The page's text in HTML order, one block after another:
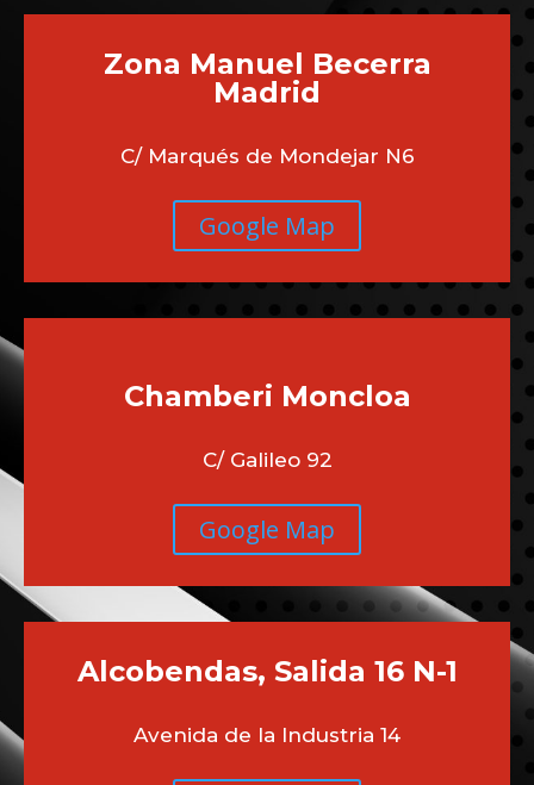
Zona Manuel Becerra
Madrid
C/ Marqués de Mondejar N6
Google Map
Chamberi Moncloa
C/ Galileo 92
Google Map
Alcobendas, Salida 16 N-1
Avenida de la Industria 14